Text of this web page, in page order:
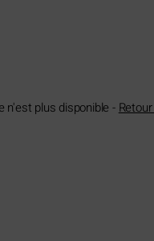
n'est plus disponible -